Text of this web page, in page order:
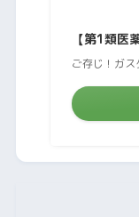
【第1類医
ご存じ！ガス